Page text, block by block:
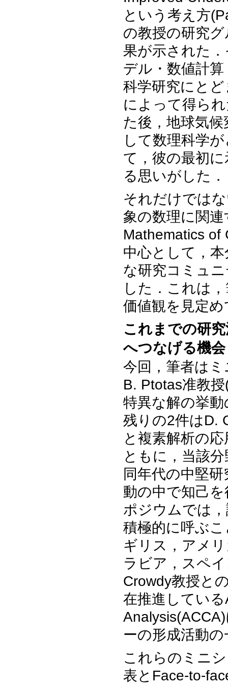
という考え方
の教授の研究
果が示された
デル・数値計
科学研究にと
によって得ら
た後，地球気
して数理科学
て，彼の最初
る思いがした．
それだけでは
象の数理に関
Mathematics of
中心として，
な研究コミュ
した．これは
価値観を見定
これまでの研
へつなげる機会
今回，筆者は
B. Ptotas准教
特異な解の挙
残りの2件はD.
と複素解析の
ともに，当該
同年代の中堅
動の中で知己
ポジウムでは
積極的に呼ぶ
ギリス，アメ
ラビア，スペ
Crowdy教授と
在推進してい
ーの形成活動
これらのミニ
表とFace-to-